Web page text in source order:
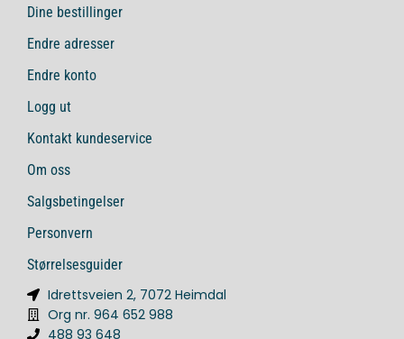
Dine bestillinger
Endre adresser
Endre konto
Logg ut
Kontakt kundeservice
Om oss
Salgsbetingelser
Personvern
Størrelsesguider
Idrettsveien 2, 7072 Heimdal
Org nr. 964 652 988
488 93 648